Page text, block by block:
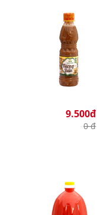
9.500đ
0 đ